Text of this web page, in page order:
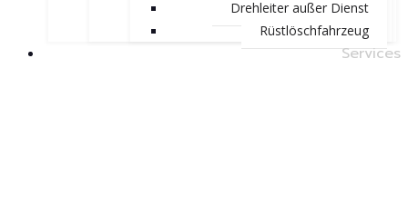
Drehleiter außer Dienst
Rüstlöschfahrzeug
Services